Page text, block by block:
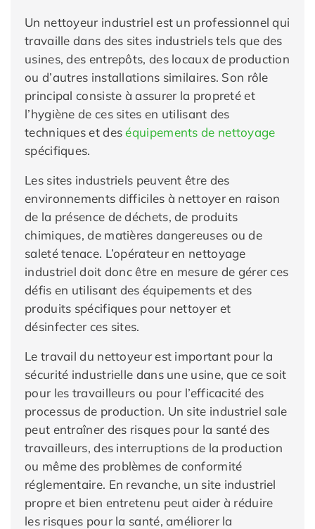
Un nettoyeur industriel est un professionnel qui
travaille dans des sites industriels tels que des
usines, des entrepôts, des locaux de production
ou d’autres installations similaires. Son rôle
principal consiste à assurer la propreté et
l’hygiène de ces sites en utilisant des
techniques et deséquipements de nettoyage
spécifiques.
Les sites industriels peuvent être des
environnements difficiles à nettoyer en raison
de la présence de déchets, de produits
chimiques, de matières dangereuses ou de
saleté tenace. L’opérateur en nettoyage
industriel doit donc être en mesure de gérer ces
défis en utilisant des équipements et des
produits spécifiques pour nettoyer et
désinfecter ces sites.
Le travail du nettoyeur est important pour la
sécurité industrielle dans une usine, que ce soit
pour les travailleurs ou pour l’efficacité des
processus de production. Un site industriel sale
peut entraîner des risques pour la santé des
travailleurs, des interruptions de la production
ou même des problèmes de conformité
réglementaire. En revanche, un site industriel
propre et bien entretenu peut aider à réduire
les risques pour la santé, améliorer la